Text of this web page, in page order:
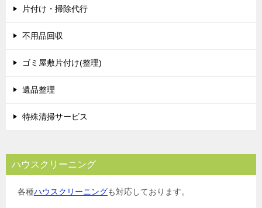
片付け・掃除代行
不用品回収
ゴミ屋敷片付け(整理)
遺品整理
特殊清掃サービス
ハウスクリーニング
各種ハウスクリーニングも対応しております。